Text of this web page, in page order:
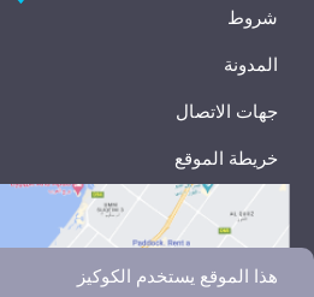
شروط
المدونة
جهات الاتصال
خريطة الموقع
هذا الموقع يستخدم الكوكيز